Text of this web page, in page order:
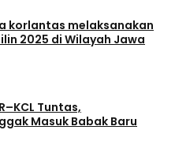
korlantas melaksanakan
2025 di Wilayah Jawa
Tuntas,
Masuk Babak Baru